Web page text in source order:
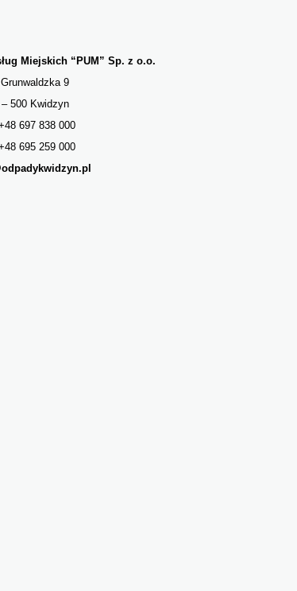
Miejskich “PUM” Sp. z o.o.
9
500 Kwidzyn
697 838 000
695 259 000